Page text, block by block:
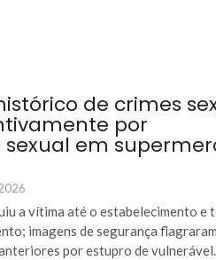
de crimes
por
em
a vítima até o estabelecimento e
imagens de segurança
por estupro de